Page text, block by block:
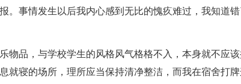
。事情发生以后我内心感到无比的愧疚难过，我知道
物品，与学校学生的风格风气格格不入，本身就不应该
就寝的场所，理所应当保持清净整洁，而我在宿舍打